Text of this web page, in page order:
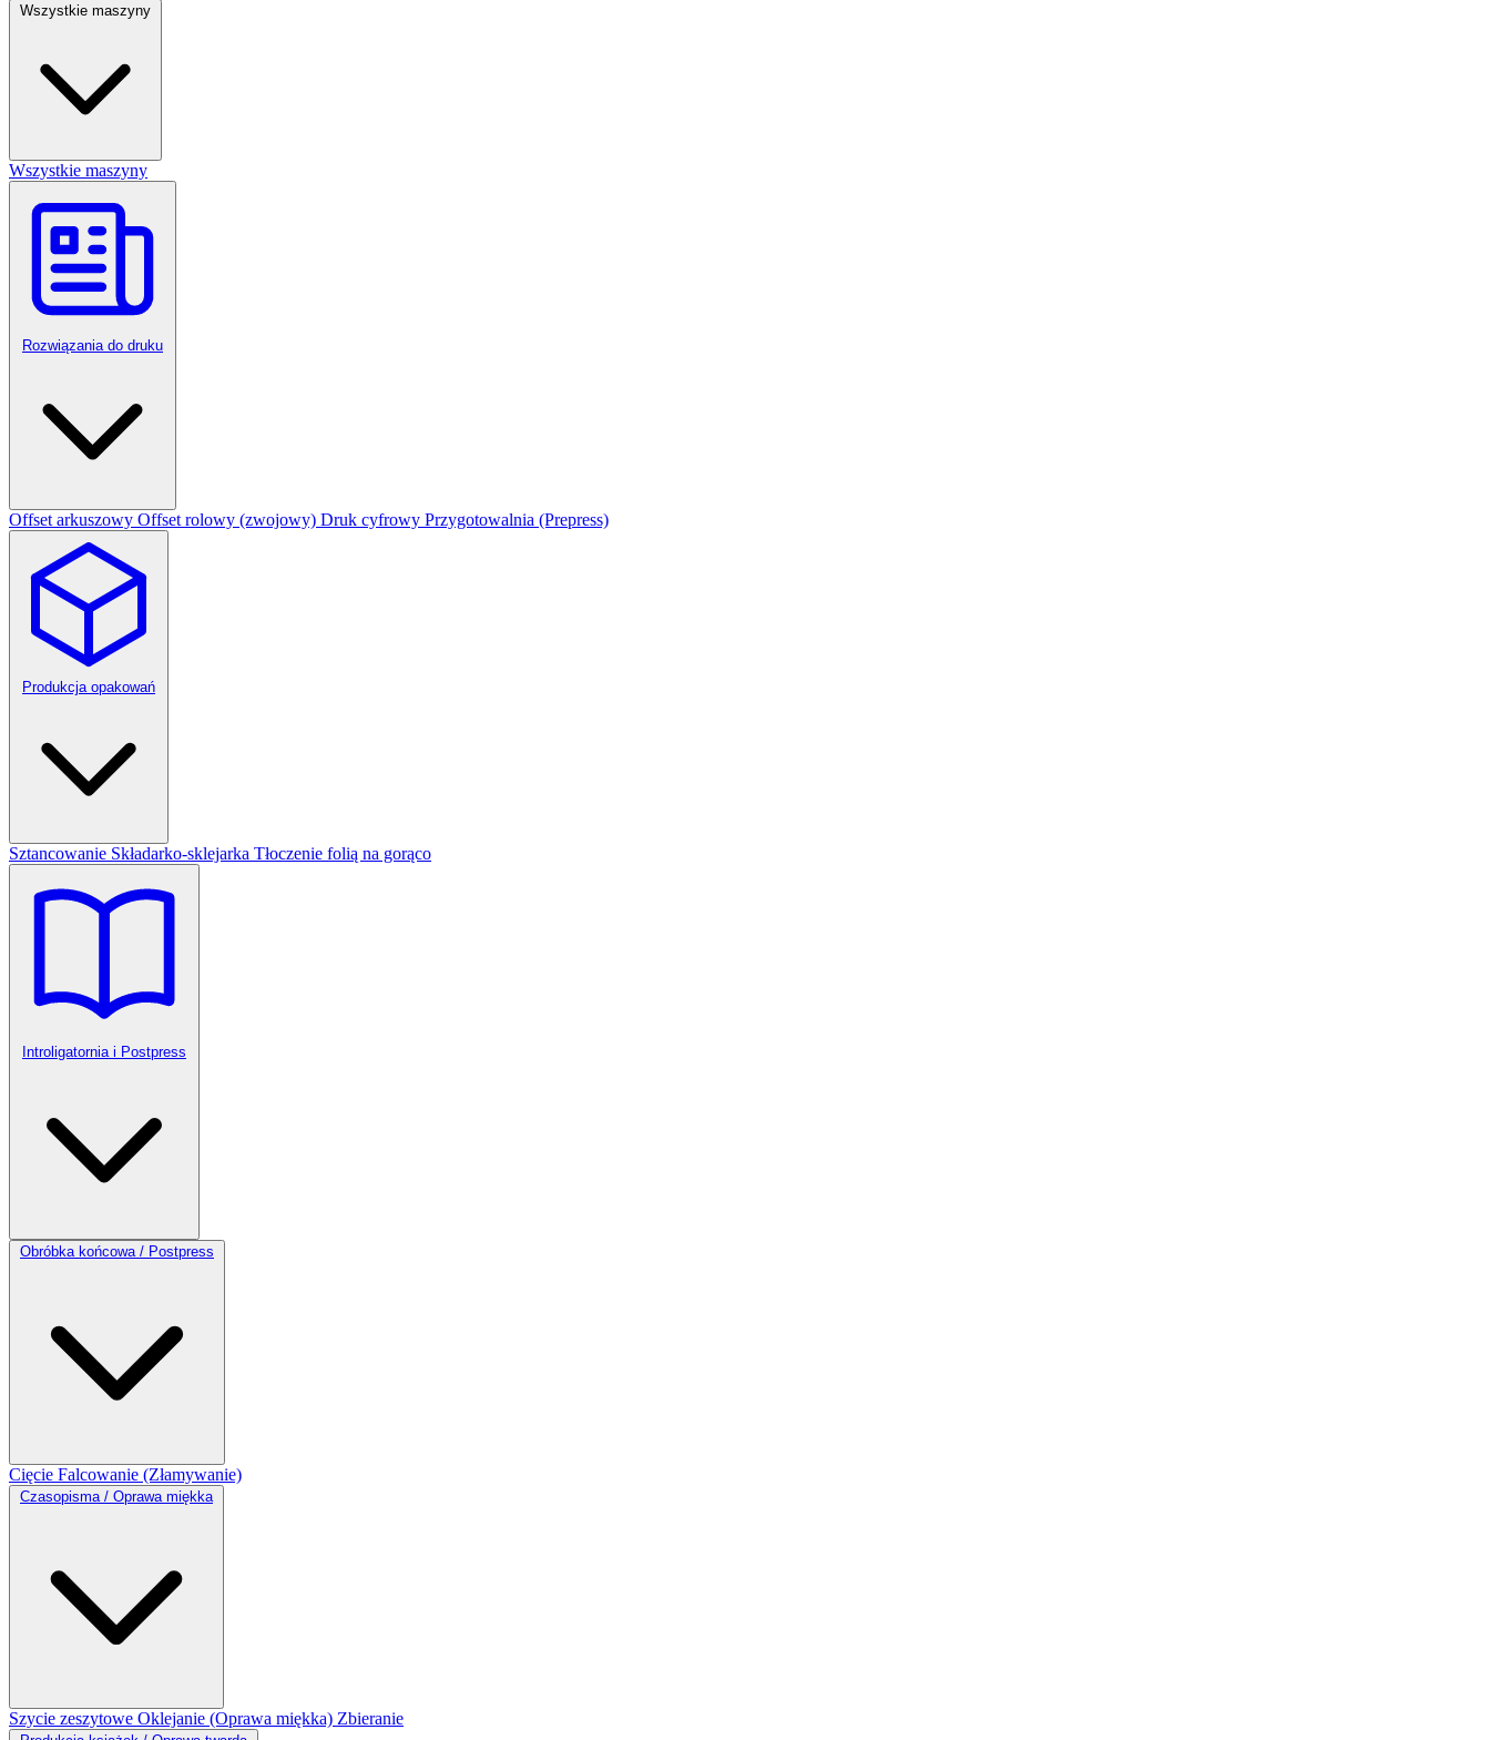
Wszystkie maszyny
Wszystkie maszyny
Rozwiązania do druku
Offset arkuszowy Offset rolowy (zwojowy) Druk cyfrowy Przygotowalnia (Prepress)
Produkcja opakowań
Sztancowanie Składarko-sklejarka Tłoczenie folią na gorąco
Introligatornia i Postpress
Obróbka końcowa / Postpress
Cięcie Falcowanie (Złamywanie)
Czasopisma / Oprawa miękka
Szycie zeszytowe Oklejanie (Oprawa miękka) Zbieranie